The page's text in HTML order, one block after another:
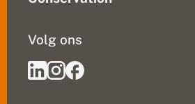
Volg ons